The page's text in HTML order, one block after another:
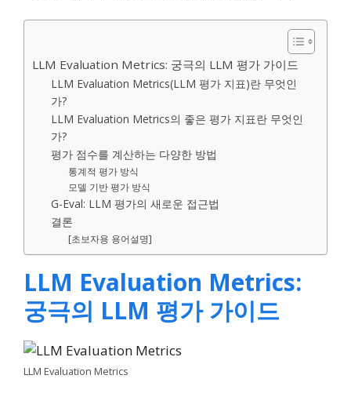
LLM Evaluation Metrics: 궁극의 LLM 평가 가이드
LLM Evaluation Metrics(LLM 평가 지표)란 무엇인
가?
LLM Evaluation Metrics의 좋은 평가 지표란 무엇인
가?
평가 점수를 계산하는 다양한 방법
통계적 평가 방식
모델 기반 평가 방식
G-Eval: LLM 평가의 새로운 접근법
결론
[초보자용 용어설명]
LLM Evaluation Metrics:
궁극의 LLM 평가 가이드
LLM Evaluation Metrics